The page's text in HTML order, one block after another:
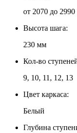
от 2070 до
Высота шага:
230 мм
Кол-во
9, 10, 11, 12, 13
Цвет каркаса:
Белый
Глубина